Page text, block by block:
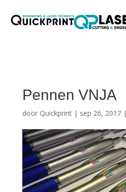
Pennen VNJA
door Quickprint| sep 26, 2017|